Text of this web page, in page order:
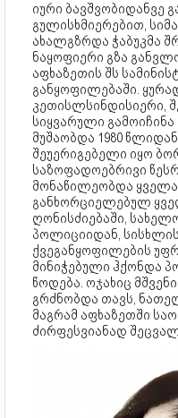
იური ბავშვობიდანვე
გულისხმიერებით,
ახალგზრდა ჭაბუკმა
ნაყოფიერი გზა
აფხაზეთის შს
განყოფილებაში.
კეთისლსინდისიერი,
სიყვარული
მუშაობდა 1980
შეუერიგებელი იყო
საზოფადოებრივი
მონაწილეობდა
განხორციელებულ
ღონისძიებაში,
პოლიციიდან,
ქვეგანყოფილების
მინიჭებული ჰქონდა
წოდება. ოჯახიც
გრძნობდა თავს,
მაგრამ აფხაზეთში
ძირფესვიანად